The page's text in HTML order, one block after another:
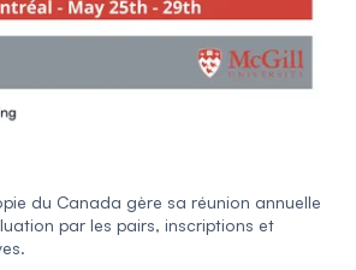
du Canada gère sa réunion annuelle
par les pairs, inscriptions et